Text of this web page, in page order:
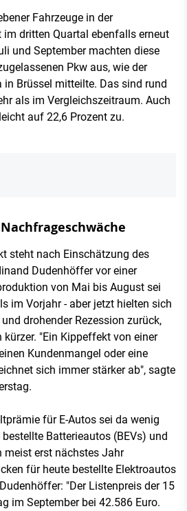
Fahrzeuge in der
im dritten Quartal ebenfalls erneut
und September machten diese
Pkw aus, wie der
in Brüssel mitteilte. Das sind rund
als im Vergleichszeitraum. Auch
auf 22,6 Prozent zu.
steht nach Einschätzung des
Dudenhöffer vor einer
von Mai bis August sei
im Vorjahr - aber jetzt hielten sich
drohender Rezession zurück,
"Ein Kippeffekt von einer
Kundenmangel oder eine
sich immer stärker ab", sagte
für E-Autos sei da wenig
Batterieautos (BEVs) und
meist erst nächstes Jahr
für heute bestellte Elektroautos
"Der Listenpreis der 15
im September bei 42.586 Euro.